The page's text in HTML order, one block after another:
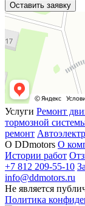
Оставить заявку
Услуги Ремонт
тормозной
ремонт
О DDmotors О
Истории работ
+7 812 209-55-10
info@ddmotors.ru
Не является
Политика